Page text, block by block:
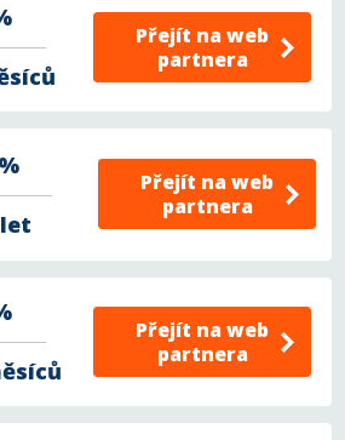
Přejít na web
partnera
Přejít na web
partnera
Přejít na web
partnera